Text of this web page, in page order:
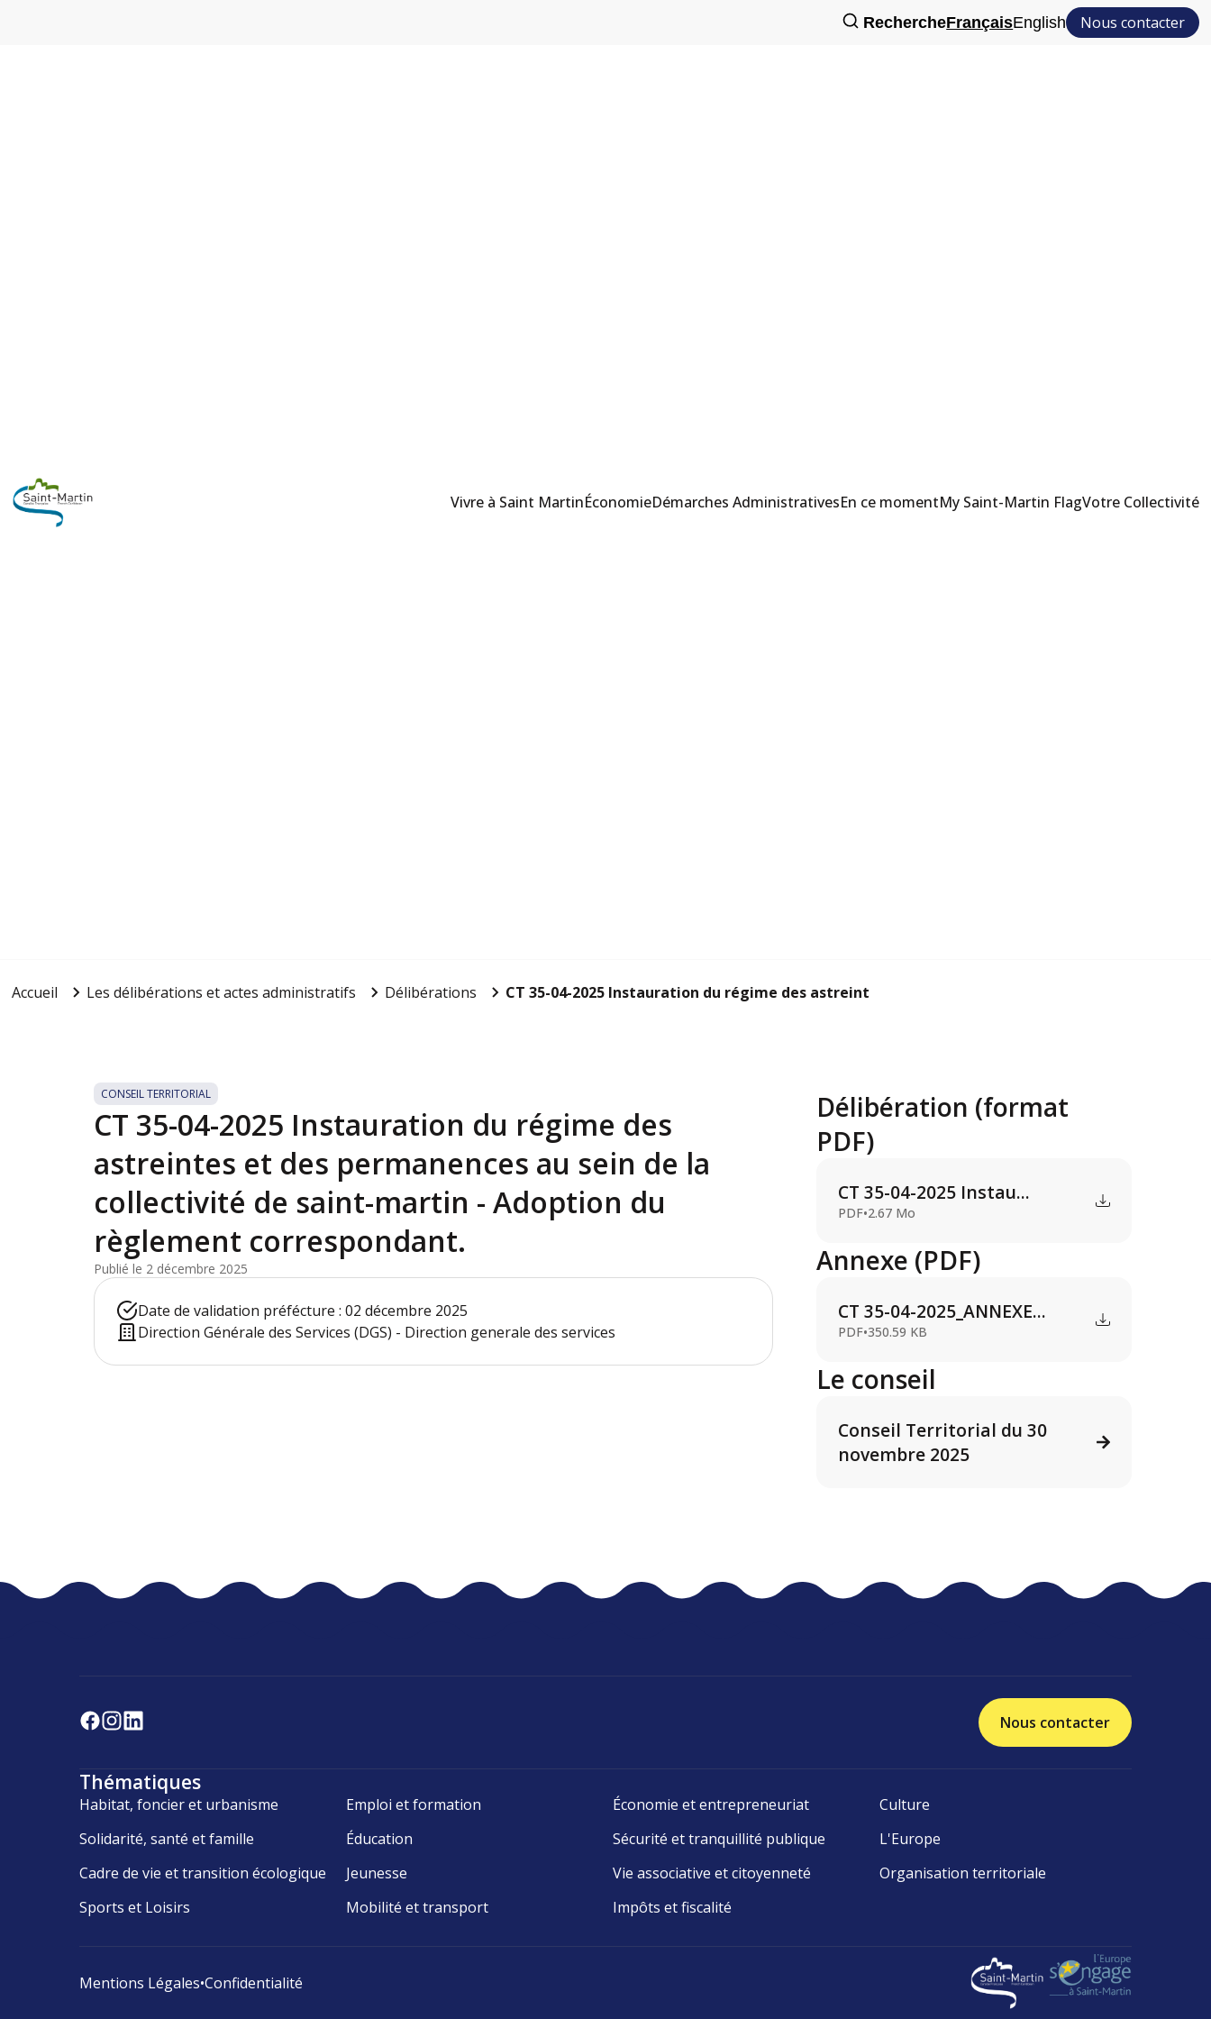
RechercheFrançaisEnglish Nous contacter
Vivre à Saint MartinÉconomieDémarches AdministrativesEn ce momentMy Saint-Martin FlagVotre Collectivité
Accueil Les délibérations et actes administratifs Délibérations CT 35-04-2025 Instauration du régime des astreintes et des p...
CONSEIL TERRITORIAL
CT 35-04-2025 Instauration du régime des
astreintes et des permanences au sein de la
collectivité de saint-martin - Adoption du
règlement correspondant.
Publié le 2 décembre 2025
Date de validation préfécture : 02 décembre 2025
Direction Générale des Services (DGS) - Direction generale des services
Délibération (format
PDF)
CT 35-04-2025 Instau...
PDF•2.67 Mo
Annexe (PDF)
CT 35-04-2025_ANNEXE...
PDF•350.59 KB
Le conseil
Conseil Territorial du 30
novembre 2025
Nous contacter
Thématiques
Habitat, foncier et urbanisme Emploi et formation Économie et entrepreneuriat
Culture
Solidarité, santé et famille
Éducation Sécurité et tranquillité publique
L'Europe
Cadre de vie et transition écologique
Jeunesse Vie associative et citoyenneté
Organisation territoriale
Sports et Loisirs
Mobilité et transport Impôts et fiscalité
Mentions Légales•Confidentialité